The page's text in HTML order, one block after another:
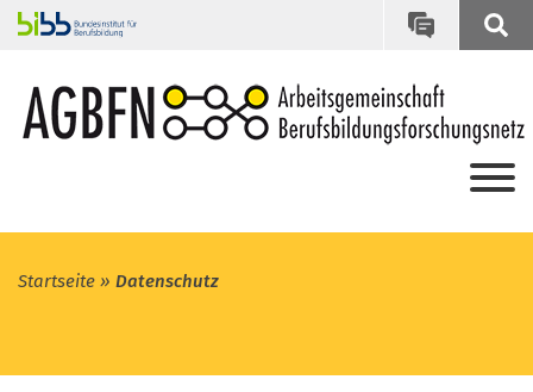
Startseite Datenschutz